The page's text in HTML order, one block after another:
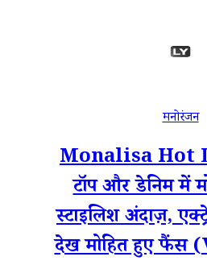
मनोरंजन
Monalisa Hot
टॉप और डेनिम में
स्टाइलिश अंदाज़,
देख मोहित हुए फैंस